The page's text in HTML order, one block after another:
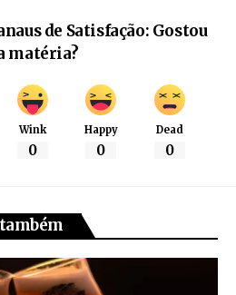
de Satisfação: Gostou
matéria?
Wink
0
Happy
0
Dead
0